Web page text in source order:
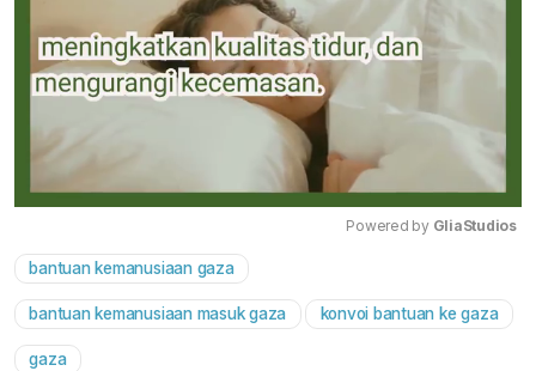
Powered by GliaStudios
bantuan kemanusiaan gaza
bantuan kemanusiaan masuk gaza konvoi bantuan ke gaza
gaza